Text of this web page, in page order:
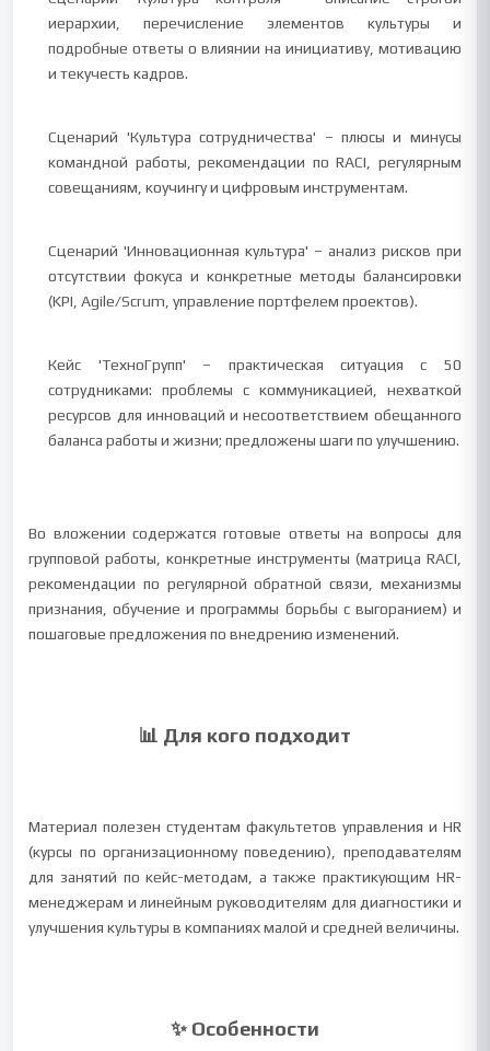
иерархии, перечисление элементов культуры и
подробные ответы о влиянии на инициативу, мотивацию
и текучесть кадров.
Сценарий 'Культура сотрудничества' – плюсы и минусы
командной работы, рекомендации по RACI, регулярным
совещаниям, коучингу и цифровым инструментам.
Сценарий 'Инновационная культура' – анализ рисков при
отсутствии фокуса и конкретные методы балансировки
(KPI, Agile/Scrum, управление портфелем проектов).
Кейс 'ТехноГрупп' – практическая ситуация с 50
сотрудниками: проблемы с коммуникацией, нехваткой
ресурсов для инноваций и несоответствием обещанного
баланса работы и жизни; предложены шаги по улучшению.
Во вложении содержатся готовые ответы на вопросы для
групповой работы, конкретные инструменты (матрица RACI,
рекомендации по регулярной обратной связи, механизмы
признания, обучение и программы борьбы с выгоранием) и
пошаговые предложения по внедрению изменений.
📊 Для кого подходит
Материал полезен студентам факультетов управления и HR
(курсы по организационному поведению), преподавателям
для занятий по кейс-методам, а также практикующим HR-
менеджерам и линейным руководителям для диагностики и
улучшения культуры в компаниях малой и средней величины.
✨ Особенности